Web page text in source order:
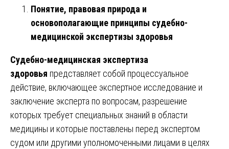
Понятие, правовая природа и
основополагающие принципы судебно-
медицинской экспертизы здоровья
Судебно-медицинская экспертиза
здоровья представляет собой процессуальное
действие, включающее экспертное исследование и
заключение эксперта по вопросам, разрешение
которых требует специальных знаний в области
медицины и которые поставлены перед экспертом
судом или другими уполномоченными лицами в целях